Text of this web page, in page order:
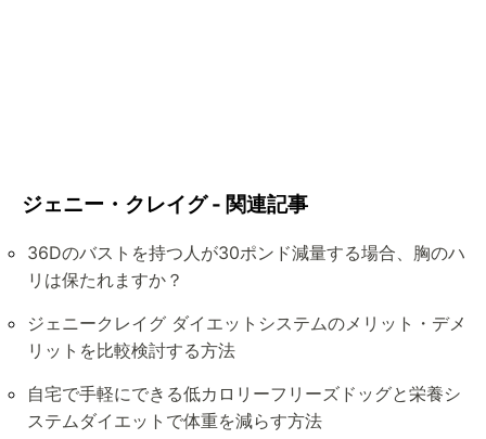
ジェニー・クレイグ - 関連記事
36Dのバストを持つ人が30ポンド減量する場合、胸のハ
リは保たれますか？
ジェニークレイグ ダイエットシステムのメリット・デメ
リットを比較検討する方法
自宅で手軽にできる低カロリーフリーズドッグと栄養シ
ステムダイエットで体重を減らす方法